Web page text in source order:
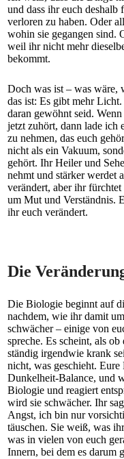
und dass ihr euch deshalb
verloren zu haben. Oder
wohin sie gegangen sind.
weil ihr nicht mehr
bekommt.
Doch was ist – was wäre,
das ist: Es gibt mehr
daran gewöhnt seid.
jetzt zuhört, dann lade ich
zu nehmen, das euch
nicht als ein Vakuum,
gehört. Ihr Heiler und
nehmt und stärker werdet
verändert, aber ihr
um Mut und Verständnis.
ihr euch verändert.
Die
Die Biologie beginnt auf
nachdem, wie ihr damit
schwächer – einige von
spreche. Es scheint, als
ständig irgendwie krank
nicht, was geschieht.
Dunkelheit-Balance, und
Biologie und reagiert
wird sie schwächer. Ihr
Angst, ich bin nur
täuschen. Sie weiß, was
was in vielen von euch
Innern, bei dem es darum